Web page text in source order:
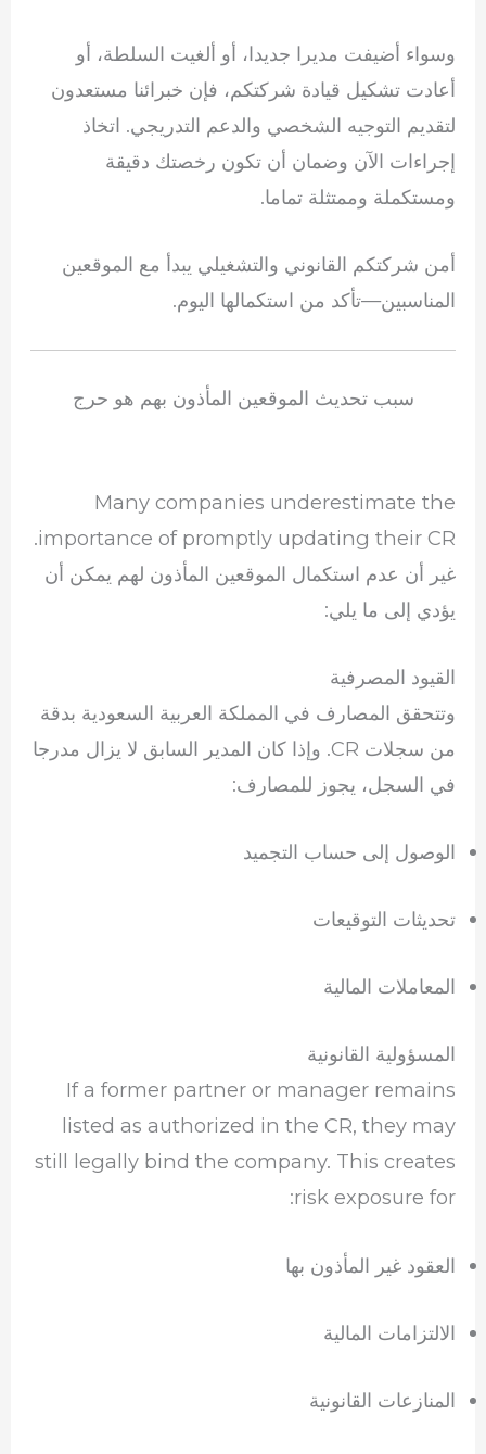
وسواء أضيفت مديرا جديدا، أو ألغيت السلطة، أو
أعادت تشكيل قيادة شركتكم، فإن خبرائنا مستعدون
لتقديم التوجيه الشخصي والدعم التدريجي. اتخاذ
إجراءات الآن وضمان أن تكون رخصتك دقيقة
ومستكملة وممتثلة تماما.
أمن شركتكم القانوني والتشغيلي يبدأ مع الموقعين
المناسبين—تأكد من استكمالها اليوم.
سبب تحديث الموقعين المأذون بهم هو حرج
Many companies underestimate the
importance of promptly updating their CR.
غير أن عدم استكمال الموقعين المأذون لهم يمكن أن
يؤدي إلى ما يلي:
القيود المصرفية
وتتحقق المصارف في المملكة العربية السعودية بدقة
من سجلات CR. وإذا كان المدير السابق لا يزال مدرجا
في السجل، يجوز للمصارف:
الوصول إلى حساب التجميد
تحديثات التوقيعات
المعاملات المالية
المسؤولية القانونية
If a former partner or manager remains
listed as authorized in the CR, they may
still legally bind the company. This creates
risk exposure for:
العقود غير المأذون بها
الالتزامات المالية
المنازعات القانونية